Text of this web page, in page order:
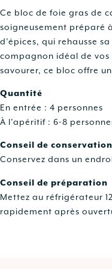
Ce bloc de foie gras de
soigneusement préparé
d’épices, qui rehausse
compagnon idéal de vos
savourer, ce bloc offre
Quantité
En entrée : 4 personnes
À l’apéritif : 6-8
Conseil de conservation
Conservez dans un
Conseil de préparation
Mettez au réfrigérateur
rapidement après